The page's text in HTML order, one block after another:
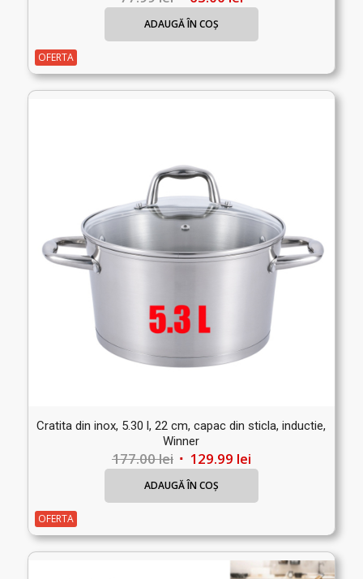
inițial
77.99 lei.
curent
este:
ADAUGĂ ÎN COȘ
OFERTA
Cratita din inox, 5.30 l, 22 cm, capac din sticla, inductie,
Winner
177.00lei Prețul
inițial
177.00 lei.
129.99 leiPrețul
curent
este:
ADAUGĂ ÎN COȘ
OFERTA